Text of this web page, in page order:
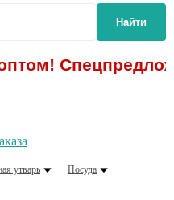
Найти
утварь
Посуда